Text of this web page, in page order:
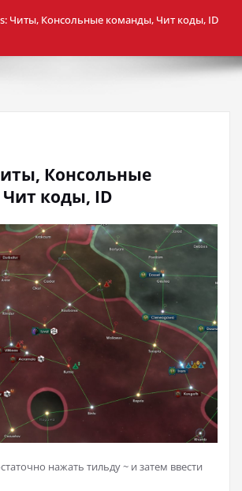
Читы, Консольные команды, Чит коды, ID
Консольные
коды, ID
нажать тильду ~ и затем ввести